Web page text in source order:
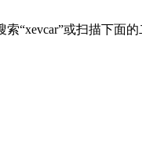
索“xevcar”或扫描下面